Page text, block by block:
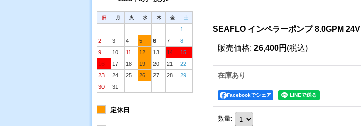
日 月 火 水 木 金 土
1
2
3 4 5 6 7
8
9
10 11 12 13 14
15
16
17 18 19 20 21
22
23
24 25 26 27 28
29
30
31
定休日
SEAFLO インペラーポンプ 8.0GPM 24V
販売価格: 26,400円 (税込)
在庫あり
Facebookでシェア
数量: